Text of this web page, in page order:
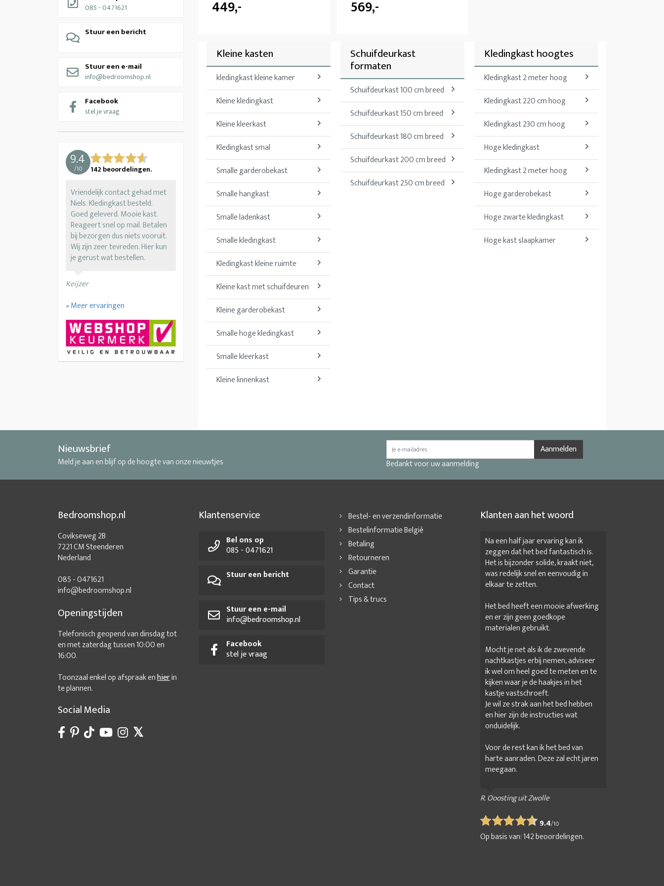
085 - 0471621
Stuur een bericht
Stuur een e-mail
info@bedroomshop.nl
Facebook
stel je vraag
9.4
/10 142 beoordelingen.
Vriendelijk contact gehad met
Niels. Kledingkast besteld.
Goed geleverd. Mooie kast.
Reageert snel op mail. Betalen
bij bezorgen dus niets vooruit.
Wij zijn zeer tevreden. Hier kun
je gerust wat bestellen.
Keijzer
» Meer ervaringen
449,- 569,-
Kleine kasten
kledingkast kleine kamer
Kleine kledingkast
Kleine kleerkast
Kledingkast smal
Smalle garderobekast
Smalle hangkast
Smalle ladenkast
Smalle kledingkast
Kledingkast kleine ruimte
Kleine kast met schuifdeuren
Kleine garderobekast
Smalle hoge kledingkast
Smalle kleerkast
Kleine linnenkast
Schuifdeurkast
formaten
Schuifdeurkast 100 cm breed
Schuifdeurkast 150 cm breed
Schuifdeurkast 180 cm breed
Schuifdeurkast 200 cm breed
Schuifdeurkast 250 cm breed
Kledingkast hoogtes
Kledingkast 2 meter hoog
Kledingkast 220 cm hoog
Kledingkast 230 cm hoog
Hoge kledingkast
Kledingkast 2 meter hoog
Hoge garderobekast
Hoge zwarte kledingkast
Hoge kast slaapkamer
Nieuwsbrief
Meld je aan en blijf op de hoogte van onze nieuwtjes
Aanmelden
Bedankt voor uw aanmelding
Bedroomshop.nl
Covikseweg 2B
7221 CM Steenderen
Nederland
085 - 0471621
info@bedroomshop.nl
Openingstijden
Telefonisch geopend van dinsdag tot
en met zaterdag tussen 10:00 en
16:00.
Toonzaal enkel op afspraak enhierin
te plannen.
Social Media
Klantenservice
Bel ons op
085 - 0471621
Stuur een bericht
Stuur een e-mail
info@bedroomshop.nl
Facebook
stel je vraag
Bestel- en verzendinformatie
Bestelinformatie België
Betaling
Retourneren
Garantie
Contact
Tips & trucs
Klanten aan het woord
Na een half jaar ervaring kan ik
zeggen dat het bed fantastisch is.
Het is bijzonder solide, kraakt niet,
was redelijk snel en eenvoudig in
elkaar te zetten.
Het bed heeft een mooie afwerking
en er zijn geen goedkope
materialen gebruikt.
Mocht je net als ik de zwevende
nachtkastjes erbij nemen, adviseer
ik wel om heel goed te meten en te
kijken waar je de haakjes in het
kastje vastschroeft.
Je wil ze strak aan het bed hebben
en hier zijn de instructies wat
onduidelijk.
Voor de rest kan ik het bed van
harte aanraden. Deze zal echt jaren
meegaan.
R. Ooosting uit Zwolle
9.4/10
Op basis van:142beoordelingen.